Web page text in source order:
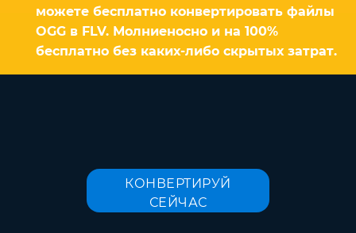
можете бесплатно конвертировать файлы
OGG в FLV. Молниеносно и на 100%
бесплатно без каких-либо скрытых затрат.
КОНВЕРТИРУЙ
СЕЙЧАС